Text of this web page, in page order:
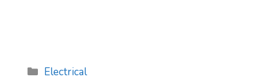
Categories
Electrical